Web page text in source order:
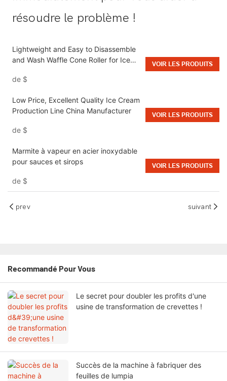
résoudre le problème !
Lightweight and Easy to Disassemble
and Wash Waffle Cone Roller for Ice
de $
VOIR LES PRODUITS
Low Price, Excellent Quality Ice Cream
Production Line​ China Manufacturer
de $
VOIR LES PRODUITS
Marmite à vapeur en acier inoxydable
pour sauces et sirops
de $
VOIR LES PRODUITS
prev suivant
Recommandé Pour Vous
Le secret pour doubler les profits d'une
usine de transformation de crevettes !
Succès de la machine à fabriquer des
feuilles de lumpia